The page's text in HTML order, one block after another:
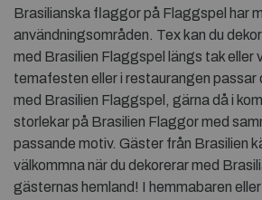
Brasilianska flaggor på Flaggspel har
användningsområden. Tex kan du
med Brasilien Flaggspel längs tak eller
temafesten eller i restaurangen
med Brasilien Flaggspel, gärna då i
storlekar på Brasilien Flaggor med
passande motiv. Gäster från Brasilien
välkommna när du dekorerar med
gästernas hemland! I hemmabaren